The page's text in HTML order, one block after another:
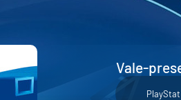
Vale-